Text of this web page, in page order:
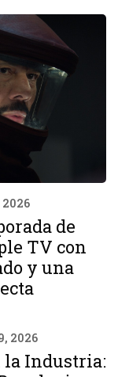
de
TV con
y una
2026
la Industria: